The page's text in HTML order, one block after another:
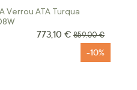
Verrou ATA Turqua
Prix Spécial
773,10 € Prix normal
859,00 €
-10%